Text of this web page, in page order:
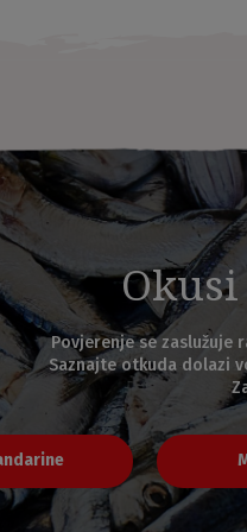
Povjerenje se zaslužuje
Saznajte otkuda dolazi